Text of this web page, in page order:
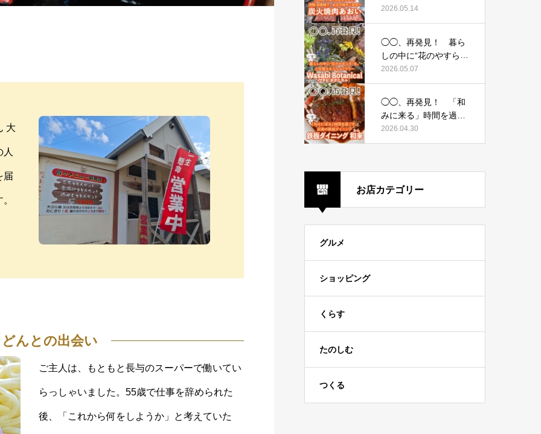
大
届
んとの出会い
ご主人は、もともと長与のスーパーで働いてい
らっしゃいました。55歳で仕事を辞められた
後、「これから何をしようか」と考えていた
い。通販・自販機で、
お店の味をご自宅へ
2026.05.14
◯◯、再発見！ 暮ら
しの中に“花のやすら
ぎ”を。心を整えるドラ
イフラワー 〜Wasabi
タニカル）〜
2026.05.07
◯◯、再発見！ 「和
みに来る」時間を過ご
す、長崎の鉄板ダイニ
ング 〜鉄板ダイニン
2026.04.30
お店カテゴリー
グルメ
ショッピング
くらす
たのしむ
つくる